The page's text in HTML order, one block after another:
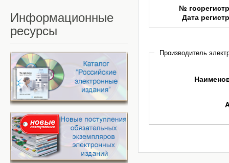
№
Дата
Производитель
Информационные
ресурсы